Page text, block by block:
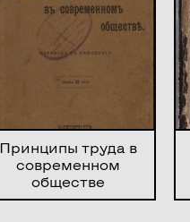
Принципы труда в
современном
обществе